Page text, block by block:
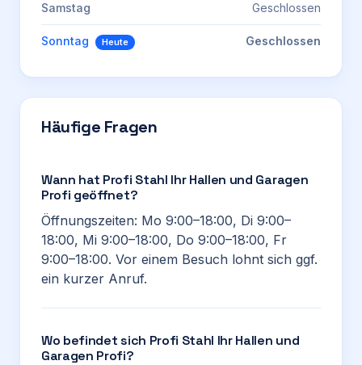
Samstag Geschlossen
Sonntag Heute Geschlossen
Häufige Fragen
Wann hat Profi Stahl Ihr Hallen und Garagen
Profi geöffnet?
Öffnungszeiten: Mo 9:00–18:00, Di 9:00–
18:00, Mi 9:00–18:00, Do 9:00–18:00, Fr
9:00–18:00. Vor einem Besuch lohnt sich ggf.
ein kurzer Anruf.
Wo befindet sich Profi Stahl Ihr Hallen und
Garagen Profi?